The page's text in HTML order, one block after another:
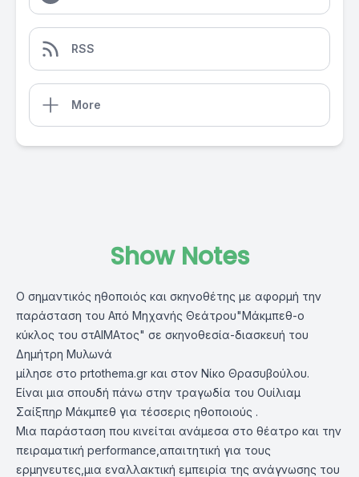
RSS
More
Show Notes
Ο σημαντικός ηθοποιός και σκηνοθέτης με αφορμή την
παράσταση του Από Μηχανής Θεάτρου"Μάκμπεθ-ο
κύκλος του στΑΙΜΑτος" σε σκηνοθεσία-διασκευή του
Δημήτρη Μυλωνά
μίλησε στο prtothema.gr και στον Νίκο Θρασυβούλου.
Είναι μια σπουδή πάνω στην τραγωδία του Ουίλιαμ
Σαίξπηρ Μάκμπεθ για τέσσερις ηθοποιούς .
Μια παράσταση που κινείται ανάμεσα στο θέατρο και την
πειραματική performance,απαιτητική για τους
ερμηνευτες,μια εναλλακτική εμπειρία της ανάγνωσης του